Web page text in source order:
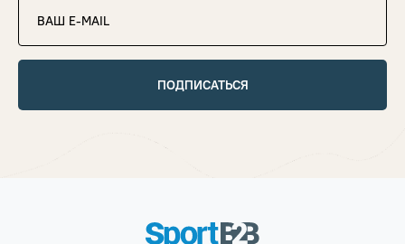
ПОДПИСАТЬСЯ